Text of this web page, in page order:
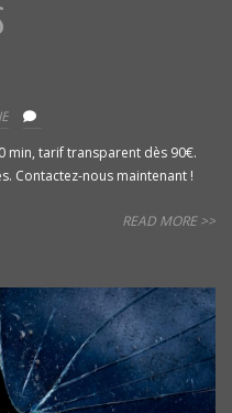
min, tarif transparent dès 90€.
Contactez-nous maintenant !
READ MORE >>